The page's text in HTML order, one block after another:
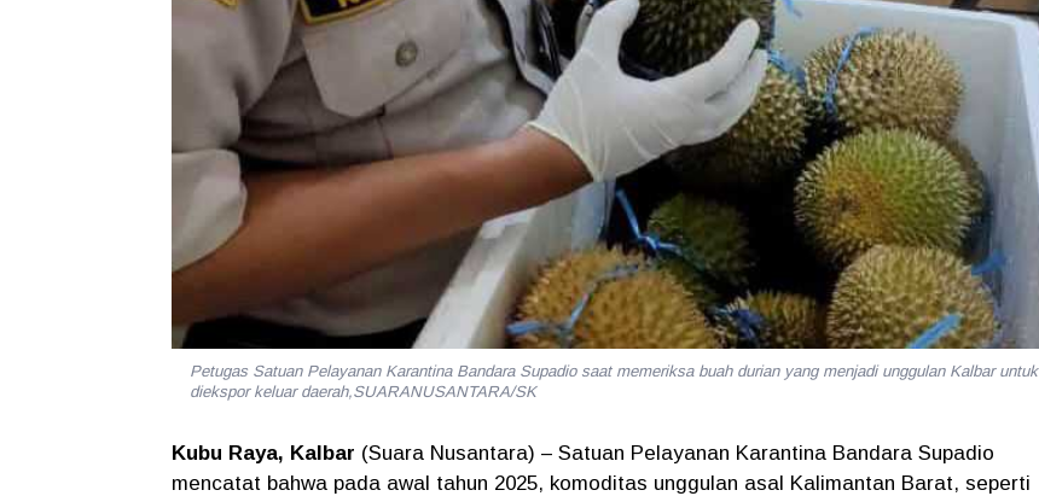
Petugas Satuan Pelayanan Karantina Bandara Supadio saat memeriksa buah durian yang menjadi unggulan Kalbar untuk
diekspor keluar daerah,SUARANUSANTARA/SK
Kubu Raya, Kalbar (Suara Nusantara) – Satuan Pelayanan Karantina Bandara Supadio
mencatat bahwa pada awal tahun 2025, komoditas unggulan asal Kalimantan Barat, seperti